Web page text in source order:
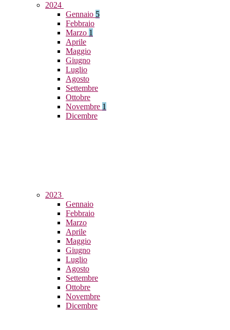
2024
Gennaio 5
Febbraio
Marzo 1
Aprile
Maggio
Giugno
Luglio
Agosto
Settembre
Ottobre
Novembre 1
Dicembre
2023
Gennaio
Febbraio
Marzo
Aprile
Maggio
Giugno
Luglio
Agosto
Settembre
Ottobre
Novembre
Dicembre